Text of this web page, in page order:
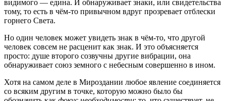
видимого — едина. И обнаруживает знаки, или свидетельства
тому, то есть в чём-то привычном вдруг прозревает отблески
горнего Света.
Но один человек может увидеть знак в чём-то, что другой
человек совсем не расценит как знак. И это объясняется
просто: душе второго созвучны другие вибрации, она
обнаруживает союз земного с небесным совершенно в ином.
Хотя на самом деле в Мироздании любое явление соединяется
со всяким другим в точке, которую можно было бы